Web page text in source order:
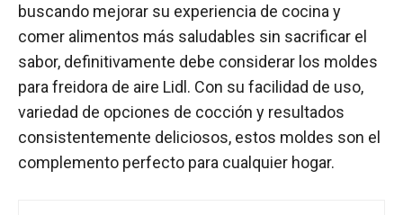
buscando mejorar su experiencia de cocina y
comer alimentos más saludables sin sacrificar el
sabor, definitivamente debe considerar los moldes
para freidora de aire Lidl. Con su facilidad de uso,
variedad de opciones de cocción y resultados
consistentemente deliciosos, estos moldes son el
complemento perfecto para cualquier hogar.